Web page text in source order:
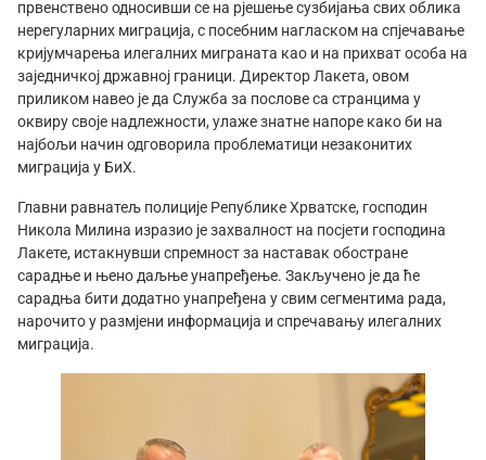
првенствено односивши се на рјешење сузбијања свих облика
нерегуларних миграција, с посебним нагласком на спјечавање
кријумчарења илегалних миграната као и на прихват особа на
заједничкој државној граници. Директор Лакета, овом
приликом навео је да Служба за послове са странцима у
оквиру своје надлежности, улаже знатне напоре како би на
најбољи начин одговорила проблематици незаконитих
миграција у БиХ.
Главни равнатељ полиције Републике Хрватске, господин
Никола Милина изразио је захвалност на посјети господина
Лакете, истакнувши спремност за наставак обостране
сарадње и њено даљње унапређење. Закључено је да ће
сарадња бити додатно унапређена у свим сегментима рада,
нарочито у размјени информација и спречавању илегалних
миграција.